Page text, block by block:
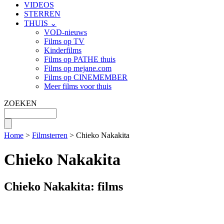
VIDEOS
STERREN
THUIS ⌄
VOD-nieuws
Films op TV
Kinderfilms
Films op PATHE thuis
Films op mejane.com
Films op CINEMEMBER
Meer films voor thuis
ZOEKEN
Home > Filmsterren > Chieko Nakakita
Chieko Nakakita
Chieko Nakakita: films